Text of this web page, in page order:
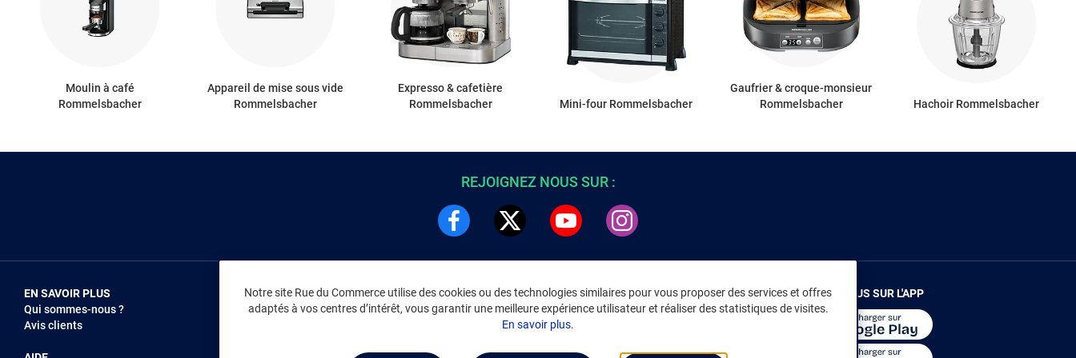
Moulin à café
Rommelsbacher
Appareil de mise sous vide
Rommelsbacher
Expresso & cafetière
Rommelsbacher
Mini-four Rommelsbacher
Gaufrier & croque-monsieur
Rommelsbacher
Hachoir Rommelsbacher
REJOIGNEZ NOUS SUR :
EN SAVOIR PLUS
Qui sommes-nous ?
Avis clients
NOUS REJOINDRE
Vendez sur RDC
INFORMATIONS LÉGALES
Environnement
CGV/CGU Marketplace
RENDEZ-VOUS SUR L'APP
Notre site Rue du Commerce utilise des cookies ou des technologies similaires pour vous proposer des services et offres
adaptés à vos centres d’intérêt, vous garantir une meilleure expérience utilisateur et réaliser des statistiques de visites.
En savoir plus.